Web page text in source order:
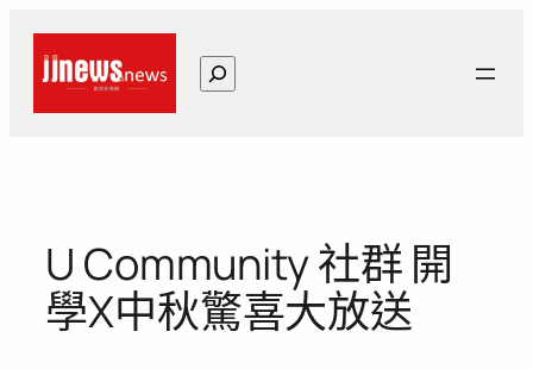
搜
尋
U Community 社群 開
學X中秋驚喜大放送